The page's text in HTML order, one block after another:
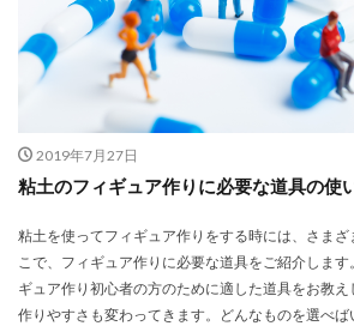
2019年7月27日
粘土のフィギュア作りに必要な道具の使
粘土を使ってフィギュア作りをする時には、さま
こで、フィギュア作りに必要な道具をご紹介しま
ギュア作り初心者の方のために適した道具をお教え
作りやすさも変わってきます。どんなものを選べ